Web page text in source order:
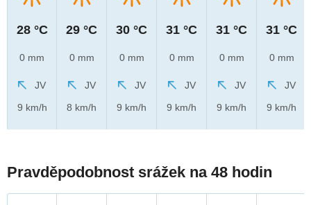
28 °C
0 mm
JV
9 km/h
29 °C
0 mm
JV
8 km/h
30 °C
0 mm
JV
9 km/h
31 °C
0 mm
JV
9 km/h
31 °C
0 mm
JV
9 km/h
31 °C
0 mm
JV
9 km/h
Pravděpodobnost srážek na 48 hodin